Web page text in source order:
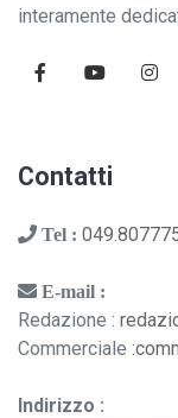
interamente
Contatti
Tel :
E-mail :
Redazione :
Commerciale :
Indirizzo :